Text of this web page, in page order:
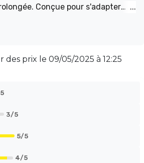
Conçue pour s'adapter
Dolphin, elle garantit une
Veuillez noter que la cartouche est
le mieux à vos préférences. Optez
et praticité.
des prix le 09/05/2025 à 12:25
3/5
5/5
4/5